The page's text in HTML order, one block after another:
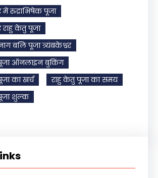
में रुद्राभिषेक पूजा
राहु केतु पूजा
बलि पूजा त्र्यंबकेश्वर
ऑनलाइन बुकिंग
का खर्च
राहु केतु पूजा का समय
शुल्क